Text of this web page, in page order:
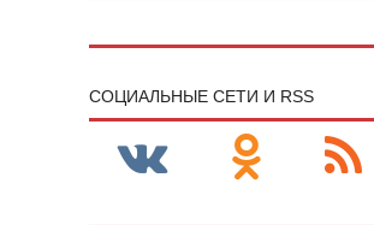
CОЦИАЛЬНЫЕ СЕТИ И RSS